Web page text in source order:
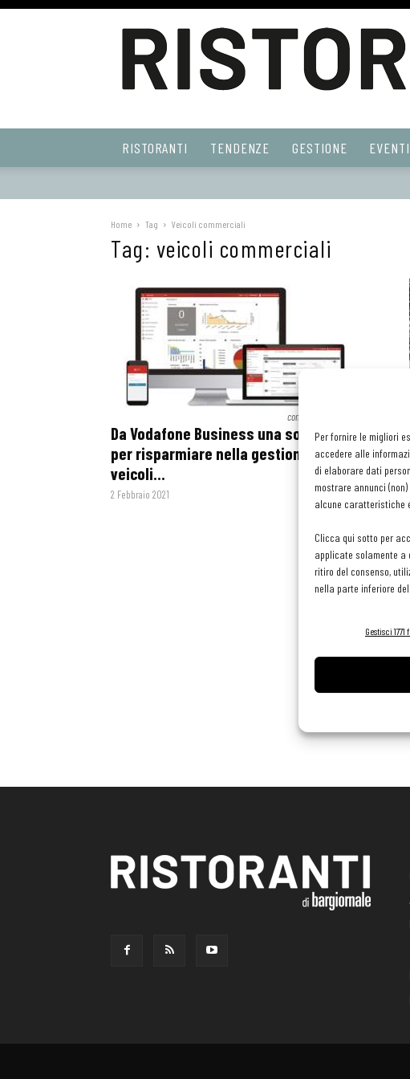
Per fornire le migliori
accedere alle
di elaborare dati
mostrare annunci
alcune caratteristiche
Clicca qui sotto per
applicate solamente a
ritiro del consenso,
nella parte inferiore
Gestisci
Web
RISTORANTI TENDENZE GESTIONE EVENTI
Home Tag Veicoli commerciali
Tag: veicoli commerciali
contenuto sponsorizzato
Da Vodafone Business una soluzione
per risparmiare nella gestione dei
veicoli...
2 Febbraio 2021